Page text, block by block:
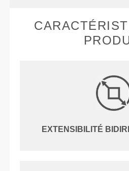
EXTENSIBILITÉ